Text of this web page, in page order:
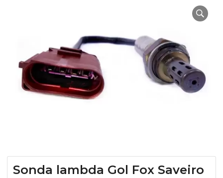
Sonda lambda Gol Fox Saveiro